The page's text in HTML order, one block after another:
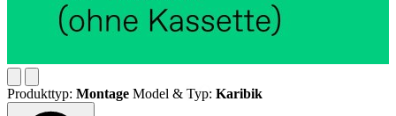
Produkttyp: Montage Model & Typ: Karibik